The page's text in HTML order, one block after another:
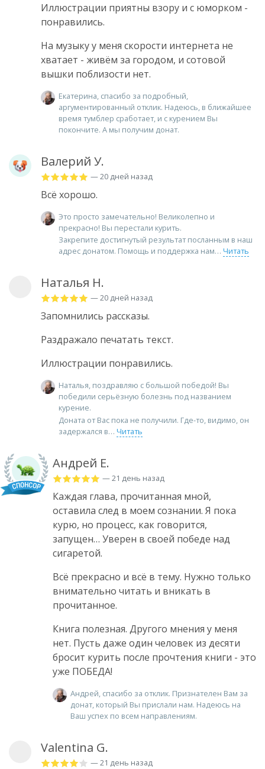
Иллюстрации приятны взору и с юморком -
понравились.
На музыку у меня скорости интернета не
хватает - живём за городом, и сотовой
вышки поблизости нет.
Екатерина, спасибо за подробный,
аргументированный отклик. Надеюсь, в ближайшее
время тумблер сработает, и с курением Вы
покончите. А мы получим донат.
Валерий У.
— 20 дней назад
Всё хорошо.
Это просто замечательно! Великолепно и
прекрасно! Вы перестали курить.
Закрепите достигнутый результат посланным в наш
адрес донатом. Помощь и поддержка нам
Читать
Наталья Н.
— 20 дней назад
Запомнились рассказы.
Раздражало печатать текст.
Иллюстрации понравились.
Наталья, поздравляю с большой победой! Вы
победили серьёзную болезнь под названием
курение.
Доната от Вас пока не получили. Где-то, видимо, он
задержался в
Читать
Андрей Е.
— 21 день назад
Каждая глава, прочитанная мной,
оставила след в моем сознании. Я пока
курю, но процесс, как говорится,
запущен… Уверен в своей победе над
сигаретой.
Всё прекрасно и всё в тему. Нужно только
внимательно читать и вникать в
прочитанное.
Книга полезная. Другого мнения у меня
нет. Пусть даже один человек из десяти
бросит курить после прочтения книги - это
уже ПОБЕДА!
Андрей, спасибо за отклик. Признателен Вам за
донат, который Вы прислали нам. Надеюсь на
Ваш успех по всем направлениям.
Valentina G.
— 21 день назад